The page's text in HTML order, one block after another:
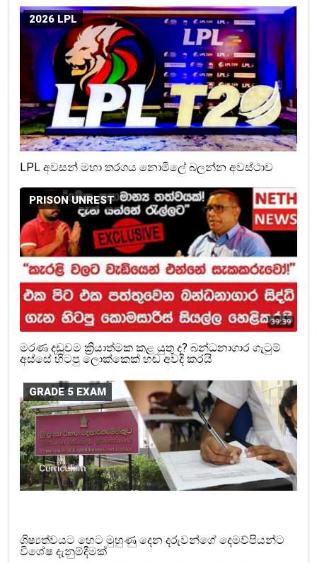
2026 LPL
LPL අවසන් මහා තරගය නොමිලේ බලන්න අවස්ථාව
PRISON UNREST
මරණ දඩුවම ක්‍රියාත්මක කළ යුතු ද? බන්ධනාගාර ගැටුම්
අස්සේ හිටපු ලොක්කෙක් හඬ අවදි කරයි
GRADE 5 EXAM
ශිෂ්‍යත්වයට හෙට මුහුණු දෙන දරුවන්ගේ දෙමව්පියන්ට
විශේෂ දැනුම්දීමක්